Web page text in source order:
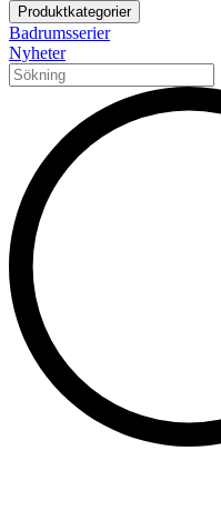
Produktkategorier
Badrumsserier
Nyheter